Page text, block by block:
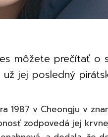
môžete prečítať o
jej posledný
1987 v Cheongju v
zodpovedá jej